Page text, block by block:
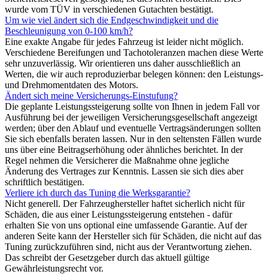
wurde vom TÜV in verschiedenen Gutachten bestätigt.
Um wie viel ändert sich die Endgeschwindigkeit und die
Beschleunigung von 0-100 km/h?
Eine exakte Angabe für jedes Fahrzeug ist leider nicht möglich.
Verschiedene Bereifungen und Tachotoleranzen machen diese Werte
sehr unzuverlässig. Wir orientieren uns daher ausschließlich an
Werten, die wir auch reproduzierbar belegen können: den Leistungs-
und Drehmomentdaten des Motors.
Ändert sich meine Versicherungs-Einstufung?
Die geplante Leistungssteigerung sollte von Ihnen in jedem Fall vor
Ausführung bei der jeweiligen Versicherungsgesellschaft angezeigt
werden; über den Ablauf und eventuelle Vertragsänderungen sollten
Sie sich ebenfalls beraten lassen. Nur in den seltensten Fällen wurde
uns über eine Beitragserhöhung oder ähnliches berichtet. In der
Regel nehmen die Versicherer die Maßnahme ohne jegliche
Änderung des Vertrages zur Kenntnis. Lassen sie sich dies aber
schriftlich bestätigen.
Verliere ich durch das Tuning die Werksgarantie?
Nicht generell. Der Fahrzeughersteller haftet sicherlich nicht für
Schäden, die aus einer Leistungssteigerung entstehen - dafür
erhalten Sie von uns optional eine umfassende Garantie. Auf der
anderen Seite kann der Hersteller sich für Schäden, die nicht auf das
Tuning zurückzuführen sind, nicht aus der Verantwortung ziehen.
Das schreibt der Gesetzgeber durch das aktuell gültige
Gewährleistungsrecht vor.